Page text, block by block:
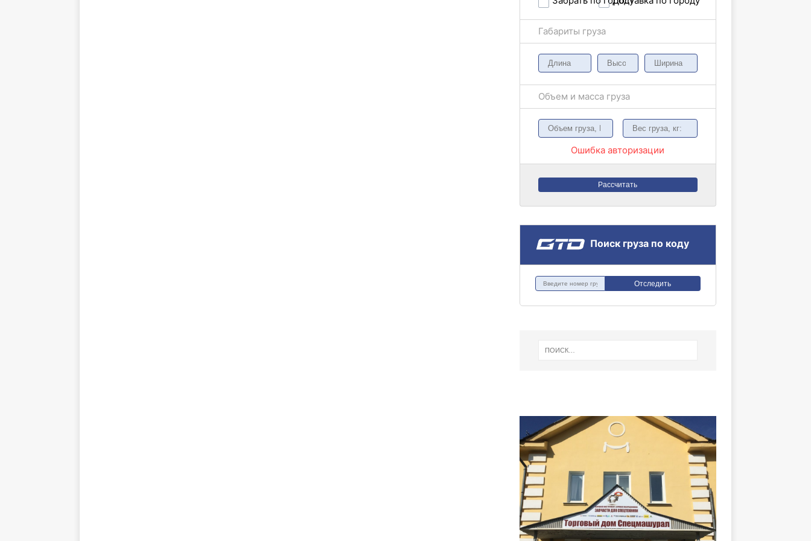
Габариты груза
Объем и масса груза
Ошибка авторизации
Рассчитать
Поиск груза по коду
Отследить